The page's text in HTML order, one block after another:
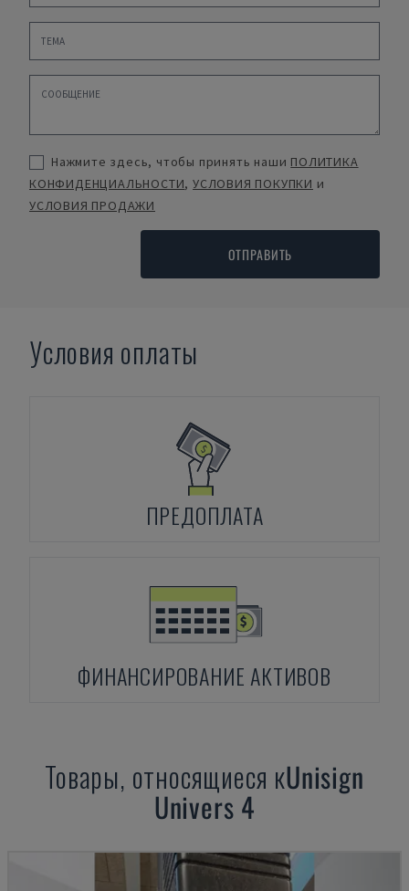
Нажмите здесь, чтобы принять наши ПОЛИТИКА
КОНФИДЕНЦИАЛЬНОСТИ,УСЛОВИЯ ПОКУПКИ и
УСЛОВИЯ ПРОДАЖИ
ОТПРАВИТЬ
Условия оплаты
ПРЕДОПЛАТА
ФИНАНСИРОВАНИЕ АКТИВОВ
Товары, относящиеся кUnisign
Univers 4